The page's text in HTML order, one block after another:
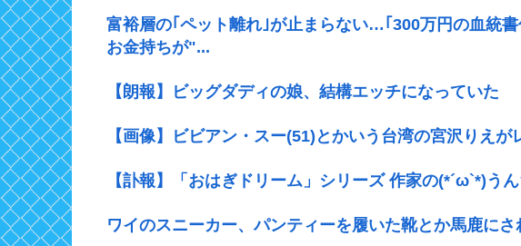
富裕層の｢ペット離れ｣が止まらない…｢300万円の血統
お金持ちが"...
【朗報】ビッグダディの娘、結構エッチになっていた
【画像】ビビアン・スー(51)とかいう台湾の宮沢りえ
【訃報】「おはぎドリーム」シリーズ 作家の(*´ω`*)う
ワイのスニーカー、パンティーを履いた靴とか馬鹿にさ